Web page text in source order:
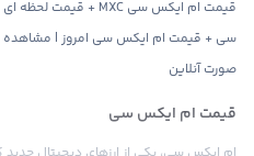
سی + قیمت ام ایکس سی امروز | مشاهده
صورت آنلاین
قیمت ام ایکس سی